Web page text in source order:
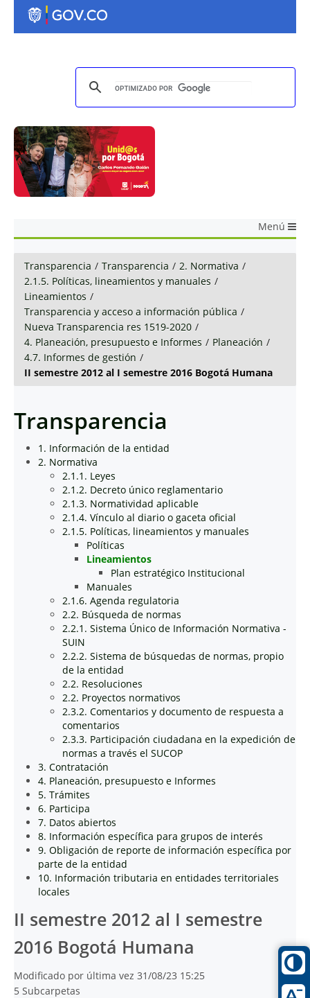
Menú
Transparencia / Transparencia / 2. Normativa /
2.1.5. Políticas, lineamientos y manuales /
Lineamientos /
Transparencia y acceso a información pública /
Nueva Transparencia res 1519-2020 /
4. Planeación, presupuesto e Informes / Planeación /
4.7. Informes de gestión /
II semestre 2012 al I semestre 2016 Bogotá Humana
Transparencia
1. Información de la entidad
2. Normativa
2.1.1. Leyes
2.1.2. Decreto único reglamentario
2.1.3. Normatividad aplicable
2.1.4. Vínculo al diario o gaceta oficial
2.1.5. Políticas, lineamientos y manuales
Políticas
Lineamientos
Plan estratégico Institucional
Manuales
2.1.6. Agenda regulatoria
2.2. Búsqueda de normas
2.2.1. Sistema Único de Información Normativa -
SUIN
2.2.2. Sistema de búsquedas de normas, propio
de la entidad
2.2. Resoluciones
2.2. Proyectos normativos
2.3.2. Comentarios y documento de respuesta a
comentarios
2.3.3. Participación ciudadana en la expedición de
normas a través el SUCOP
3. Contratación
4. Planeación, presupuesto e Informes
5. Trámites
6. Participa
7. Datos abiertos
8. Información específica para grupos de interés
9. Obligación de reporte de información específica por
parte de la entidad
10. Información tributaria en entidades territoriales
locales
II semestre 2012 al I semestre
2016 Bogotá Humana
Modificado por última vez 31/08/23 15:25
5 Subcarpetas